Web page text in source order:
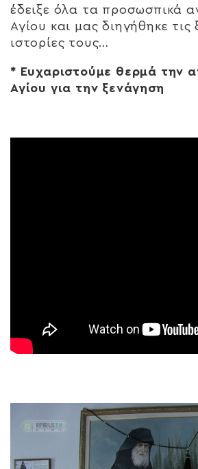
έδειξε όλα τα προσωσπικά
Αγίου και μας διηγήθηκε τις
ιστορίες τους…
* Ευχαριστούμε θερμά την
Αγίου για την ξενάγηση